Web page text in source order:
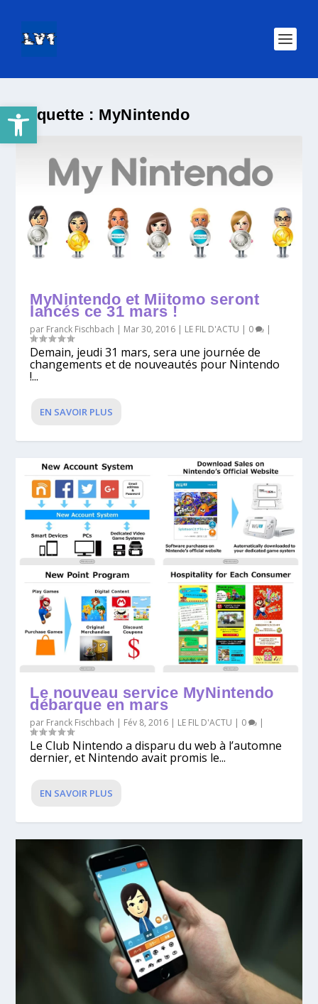
Ouvrir la barre d’outilsÉtiquette : MyNintendo
MyNintendo et Miitomo seront
lancés ce 31 mars !
par Franck Fischbach | Mar 30, 2016 | LE FIL D'ACTU | 0 |
Demain, jeudi 31 mars, sera une journée de
changements et de nouveautés pour Nintendo
!...
EN SAVOIR PLUS
Le nouveau service MyNintendo
débarque en mars
par Franck Fischbach | Fév 8, 2016 | LE FIL D'ACTU | 0 |
Le Club Nintendo a disparu du web à l’automne
dernier, et Nintendo avait promis le...
EN SAVOIR PLUS